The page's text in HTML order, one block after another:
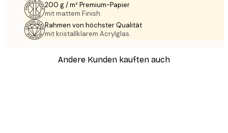
200 g / m² Premium-Papier
mit mattem Finish.
Rahmen von höchster Qualität
mit kristallklarem Acrylglas.
Andere Kunden kauften auch